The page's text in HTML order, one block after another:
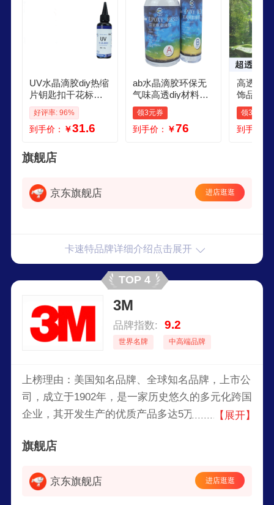
UV水晶滴胶diy热缩
片钥匙扣干花标本
面饰耳饰紫外线固
化树脂滴胶 无味升
级稀款UV滴胶50克
好评率: 96%
到手价： ￥31.6
ab水晶滴胶环保无
气味高透diy材料河
流桌晶瓷画封层干
花环氧滴胶 快干型
高透水晶滴胶1千克
领3元券
到手价： ￥76
高透明
饰品硬
脂胶ab
脂胶 超
标本专
领3元券
到手价：
旗舰店
京东旗舰店 进店逛逛
卡速特品牌详细介绍点击展开
TOP 4
3M
品牌指数: 9.2
世界名牌 中高端品牌
上榜理由：美国知名品牌、全球知名品牌，上市公
司，成立于1902年，是一家历史悠久的多元化跨国
企业，其开发生产的优质产品多达5万种，公司业
空、电子、电气、医疗、建筑、文教办公及日用消
【展开】
旗舰店
京东旗舰店 进店逛逛